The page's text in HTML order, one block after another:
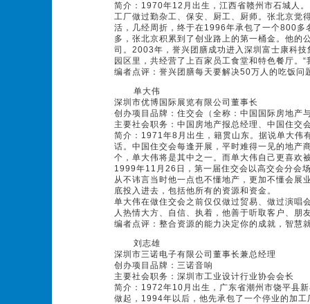
简介：1970年12月出生，江西省赣州市石城人
工厂做过勤杂工、保安、厨工、厨师。张北京觉
活，几经周折，终于在1996年承包了一个800多
多，张北京积累到了创业路上的第一桶金。他
司。2003年，誉兴团膳成功进入深圳富士康科
园区里，共经营了上百家员工食堂和特色餐厅。
编者点评：誉兴团膳每天要解决50万人的吃饭
单大伟
深圳市优博国际展览有限公司董事长
创办项目品牌：住交会（全称：中国国际房地产
主要社会职务：中国房地产报总经理、中国住交
简介：1971年8月出生，籍贯山东。据说单大伟
话。中国住交会每逢开展，平时难得一见的地产
个，单大伟将是其中之一。而单大伟自己更喜欢
1999年11月26日，第一届住交会以高交会分会
从不讳言当时他一点也不懂地产，更加不懂会展
底投入进去，包括他所有的资源和资金。
单大伟在做住交会之前仅仅做过贸易、做过演唱
人热情大方、自信、执着，他善于听取客户、朋
编者点评：整合资源的能力决定你的成就，智慧
刘志雄
深圳市三诺电子有限公司董事长兼总经理
创办项目品牌：三诺音响
主要社会职务：深圳市工业设计行业协会会长
简介：1972年10月出生，广东省潮州市饶平县
做起，1994年以后，他先承包了一个停业的加